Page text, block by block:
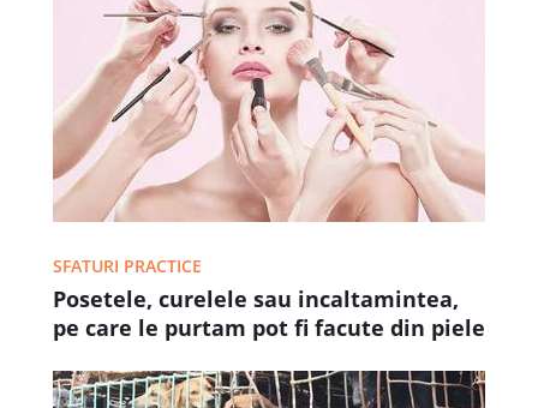
SFATURI PRACTICE
Posetele, curelele sau incaltamintea,
pe care le purtam pot fi facute din piele